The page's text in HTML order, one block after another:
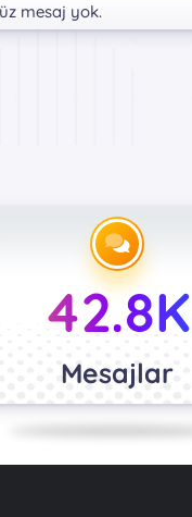
mesaj yok.
42.8K
Mesajlar